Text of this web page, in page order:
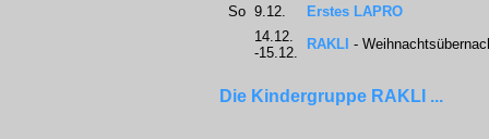
So 9.12.
Erstes LAPRO
14.12.
-15.12.
RAKLI -
Die Kindergruppe RAKLI ...